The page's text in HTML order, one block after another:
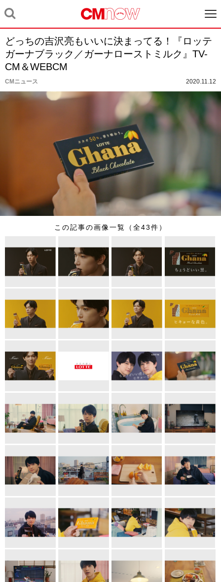
どっちの吉沢亮もいいに決まってる！『ロッテ
ガーナブラック／ガーナローストミルク』TV-
CM＆WEBCM
CMニュース 2020.11.12
この記事の画像一覧（全43件）